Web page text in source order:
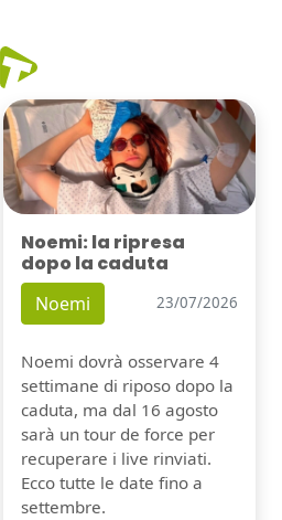
Noemi: la ripresa
dopo la caduta
Noemi 23/07/2026
Noemi dovrà osservare 4
settimane di riposo dopo la
caduta, ma dal 16 agosto
sarà un tour de force per
recuperare i live rinviati.
Ecco tutte le date fino a
settembre.